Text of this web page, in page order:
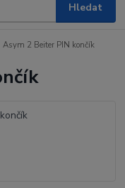
Hledat
Asym 2 Beiter PIN končík